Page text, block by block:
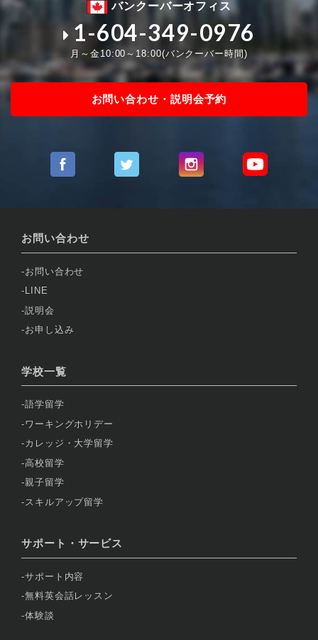
バンクーバーオフィス
1-604-349-0976
月～金10:00～18:00(バンクーバー時間)
お問い合わせ・説明会予約
お問い合わせ
お問い合わせ
LINE
説明会
お申し込み
学校一覧
語学留学
ワーキングホリデー
カレッジ・大学留学
高校留学
親子留学
スキルアップ留学
サポート・サービス
サポート内容
無料英会話レッスン
体験談